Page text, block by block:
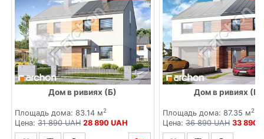
Дом в ривиях (Б)
Площадь дома: 83.14 м2
Цена: 31 890 UAH 28 890 UAH
Дом в ривиях
Площадь дома: 87.35 м2
Цена:36 890 UAH 33 890